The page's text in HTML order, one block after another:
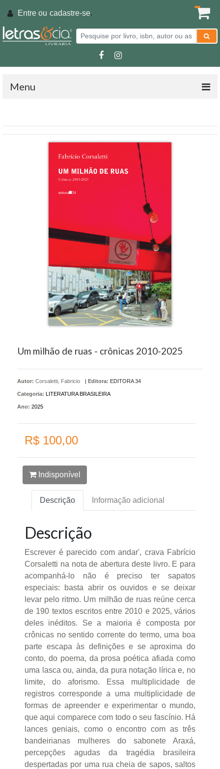
Entre ou cadastre-se.
Menu
Um milhão de ruas - crônicas 2010-2025
Autor: Corsaletti, Fabricio Editora: EDITORA 34
Categoria: LITERATURA BRASILEIRA
Ano: 2025
R$ 100,00
Indisponível
Descrição Informação adicional
Descrição
Escrever é parecido com andar', crava Fabrício
Corsaletti na nota de abertura deste livro. E para
acompanhá-lo não é preciso ter sapatos
especiais: basta abrir os ouvidos e se deixar
levar pelo ritmo. Um milhão de ruas reúne cerca
de 190 textos escritos entre 2010 e 2025, vários
deles inéditos. Se a maioria é composta por
crônicas no sentido corrente do termo, uma boa
parte escapa às definições e se aproxima do
conto, do poema, da prosa poética afiada como
uma lasca ou, ainda, da pura notação lírica e, no
limite, do aforismo. Essa multiplicidade de
registros corresponde a uma multiplicidade de
formas de apreender e experimentar o mundo,
que aqui comparece com todo o seu fascínio. Há
lances geniais, como o encontro com as três
bandeirianas mulheres do sabonete Araxá,
percepções agudas da tragédia brasileira
despertadas por uma rua cheia de sapos, saltos